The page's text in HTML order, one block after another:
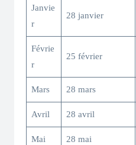
Janvie
r
28 janvier
Févrie
r
25 février
Mars 28 mars
Avril 28 avril
Mai 28 mai